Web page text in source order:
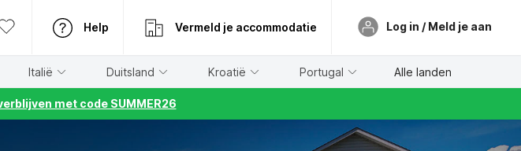
Help Vermeld je accommodatie Log in / Meld je aan
Italië Duitsland Kroatië Portugal Alle landen
met code SUMMER26